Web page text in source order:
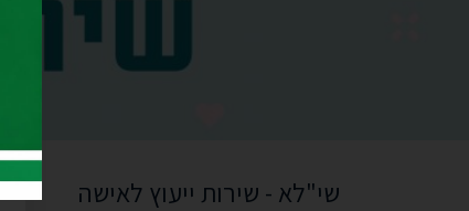
שי"לא - שירות ייעוץ לאישה